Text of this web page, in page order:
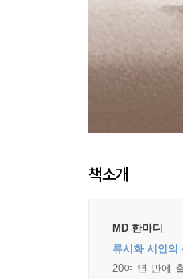
책소개
MD 한마디
류시화 시인의
20여 년 만에